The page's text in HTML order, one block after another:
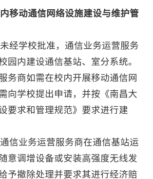
移动通信网络设施建设与维护管
未经学校批准，通信业务运营服务
园内建设通信基站、室分系统。
务商如需在校内开展移动通信网
向学校提出申请，并按《南昌大
要求和管理规范》要求进行建
通信业务运营服务商在通信基站运
意调增设备或安装高强度无线发
予撤除处理并要求其进行经济赔